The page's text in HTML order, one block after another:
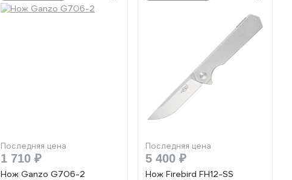
Последняя цена
1 710 ₽
Нож Ganzo G706-2
Последняя цена
5 400 ₽
Нож Firebird FH12-SS